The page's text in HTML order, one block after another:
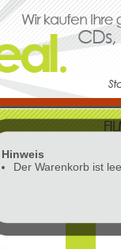
Hinweis
Der Warenkorb ist